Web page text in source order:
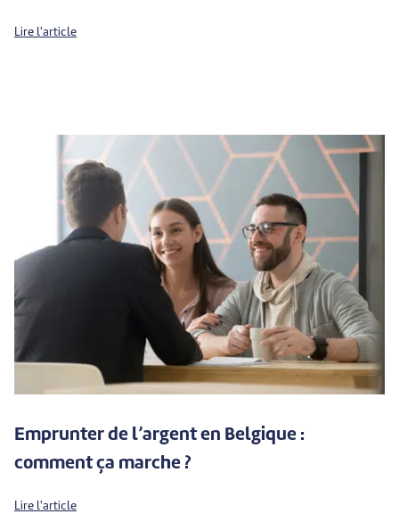
Lire l'article
Emprunter de l’argent en Belgique :
comment ça marche ?
Lire l'article